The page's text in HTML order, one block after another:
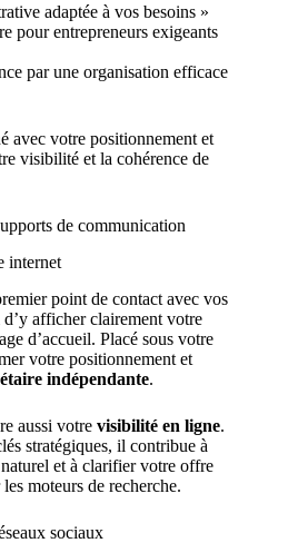
adaptée à vos besoins »
pour entrepreneurs exigeants
par une organisation efficace
avec votre positionnement et
visibilité et la cohérence de
de communication
internet
point de contact avec vos
afficher clairement votre
d’accueil. Placé sous votre
votre positionnement et
indépendante.
aussi votre visibilité en ligne.
stratégiques, il contribue à
et à clarifier votre offre
moteurs de recherche.
sociaux